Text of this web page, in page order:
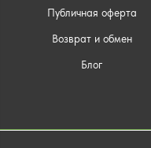
Публичная оферта
Возврат и обмен
Блог